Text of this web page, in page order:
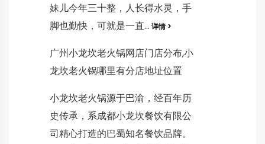
妹儿今年三十整，人长得水灵，手
脚也勤快，可就是一直... 详情 >
广州小龙坎老火锅网店门店分布,小
龙坎老火锅哪里有分店地址位置
小龙坎老火锅源于巴渝，经百年历
史传承，系成都小龙坎餐饮有限公
司精心打造的巴蜀知名餐饮品牌。